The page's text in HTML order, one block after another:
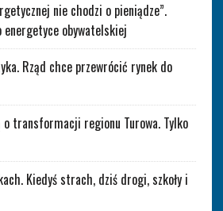
nie chodzi o pieniądze”.
obywatelskiej
Rząd chce przewrócić rynek do
o transformacji regionu Turowa. Tylko
Kiedyś strach, dziś drogi, szkoły i